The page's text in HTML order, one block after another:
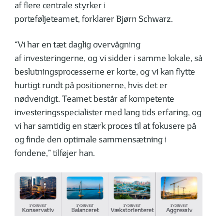
af flere centrale styrker i
porteføljeteamet, forklarer Bjørn Schwarz.
“Vi har en tæt daglig overvågning
af investeringerne, og vi sidder i samme lokale, så
beslutningsprocesserne er korte, og vi kan flytte
hurtigt rundt på positionerne, hvis det er
nødvendigt. Teamet består af kompetente
investeringsspecialister med lang tids erfaring, og
vi har samtidig en stærk proces til at fokusere på
og finde den optimale sammensætning i
fondene,” tilføjer han.